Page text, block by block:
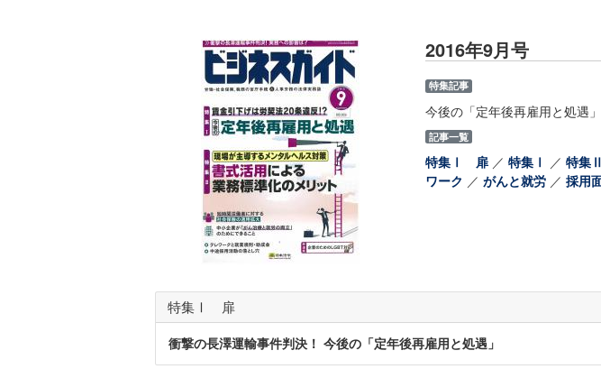
2016年9月号
特集記事
今後の「定年後再雇用と処遇」
記事一覧
特集Ⅰ 扉 ／ 特集Ⅰ ／ 特
ワーク ／ がんと就労 ／ 採用
特集Ⅰ 扉
衝撃の長澤運輸事件判決！ 今後の「定年後再雇用と処遇」